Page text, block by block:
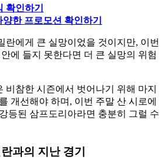
확인하기
한 프로모션 확인하기
란에게 큰 실망이었을 것이지만, 이번
에 들지 못한다면 더 큰 실망의 위험
비참한 시즌에서 벗어나기 위해 마지
개선해야 하며, 이번 주말 산 시로에
등된 삼프도리아라면 충분히 그럴 수
과의 지난 경기